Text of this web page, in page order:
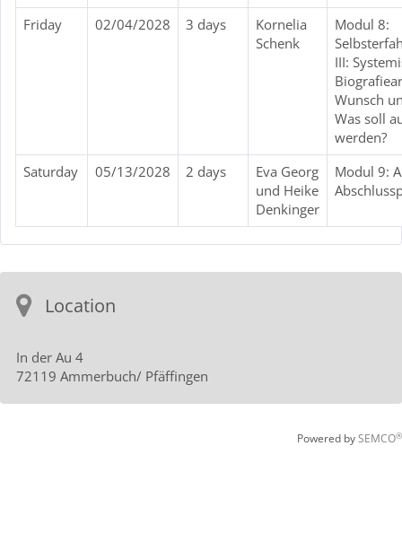
Friday
02/04/2028 3 days
Kornelia
Schenk
Modul 8:
III:
Wunsch
Was soll
werden?
Saturday
05/13/2028 2 days
Eva Georg
und Heike
Denkinger
Modul 9:
Location
In der Au 4
72119 Ammerbuch/ Pfäffingen
Powered bySEMCO®